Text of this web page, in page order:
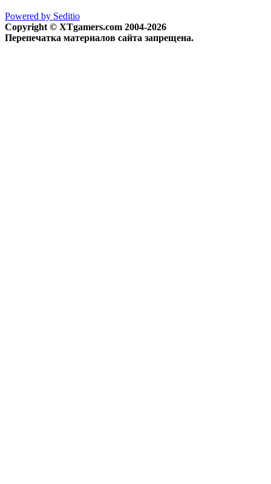
Powered by Seditio
Copyright © XTgamers.com 2004-2026
Перепечатка материалов сайта запрещена.